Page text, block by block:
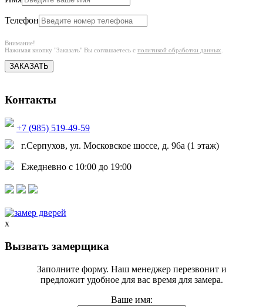
Телефон
Внимание!
Нажимая кнопку "Заказать" Вы соглашаетесь с политикой обработки данных
ЗАКАЗАТЬ
Контакты
+7 (985) 519-49-59
г.Серпухов, ул. Московское шоссе, д. 96а (1 этаж)
Ежедневно с 10:00 до 19:00
x
Вызвать замерщика
Заполните форму. Наш менеджер перезвонит и
предложит удобное для вас время для замера.
Ваше имя: